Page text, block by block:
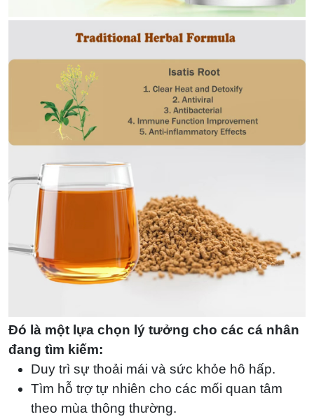
Đó là một lựa chọn lý tưởng cho các cá nhân
đang tìm kiếm:
Duy trì sự thoải mái và sức khỏe hô hấp.
Tìm hỗ trợ tự nhiên cho các mối quan tâm
theo mùa thông thường.